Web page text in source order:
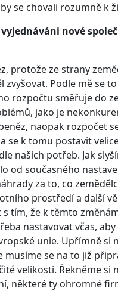
se chovali rozumně k
nové
protože ze strany
Podle mě se
rozpočtu směřuje do
jako je
naopak rozpočet
k tomu postavit
našich potřeb. Jak
od současného
za to, co
prostředí a další
tím, že k těmto
nastavovat včas,
unie. Upřímně si
musíme se na to již
velikosti. Řekněme
některé ty ohromné